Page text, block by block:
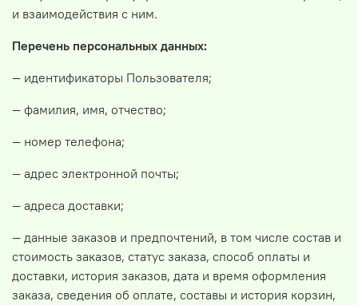
и взаимодействия с ним.
Перечень персональных данных:
— идентификаторы Пользователя;
— фамилия, имя, отчество;
— номер телефона;
— адрес электронной почты;
— адреса доставки;
— данные заказов и предпочтений, в том числе состав и
стоимость заказов, статус заказа, способ оплаты и
доставки, история заказов, дата и время оформления
заказа, сведения об оплате, составы и история корзин,